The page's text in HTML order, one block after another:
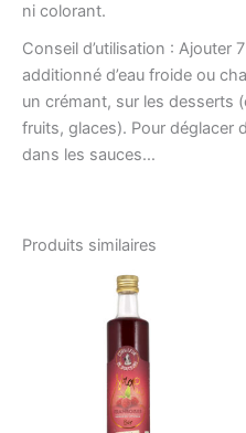
ni colorant.
Conseil d’utilisation : Ajouter
additionné d’eau froide ou
un crémant, sur les desserts
fruits, glaces). Pour déglacer
dans les sauces…
Produits similaires